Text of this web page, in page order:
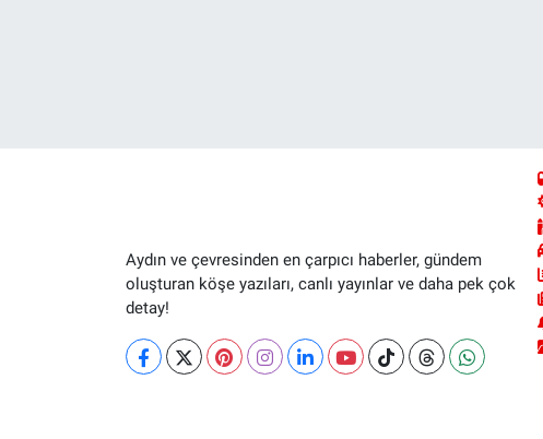
Aydın ve çevresinden en çarpıcı haberler, gündem
oluşturan köşe yazıları, canlı yayınlar ve daha pek çok
detay!